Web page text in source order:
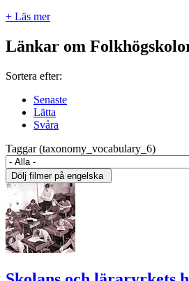
+ Läs mer
Länkar om
Sortera efter:
Senaste
Lätta
Svåra
Taggar (taxonomy_vocabulary_6)